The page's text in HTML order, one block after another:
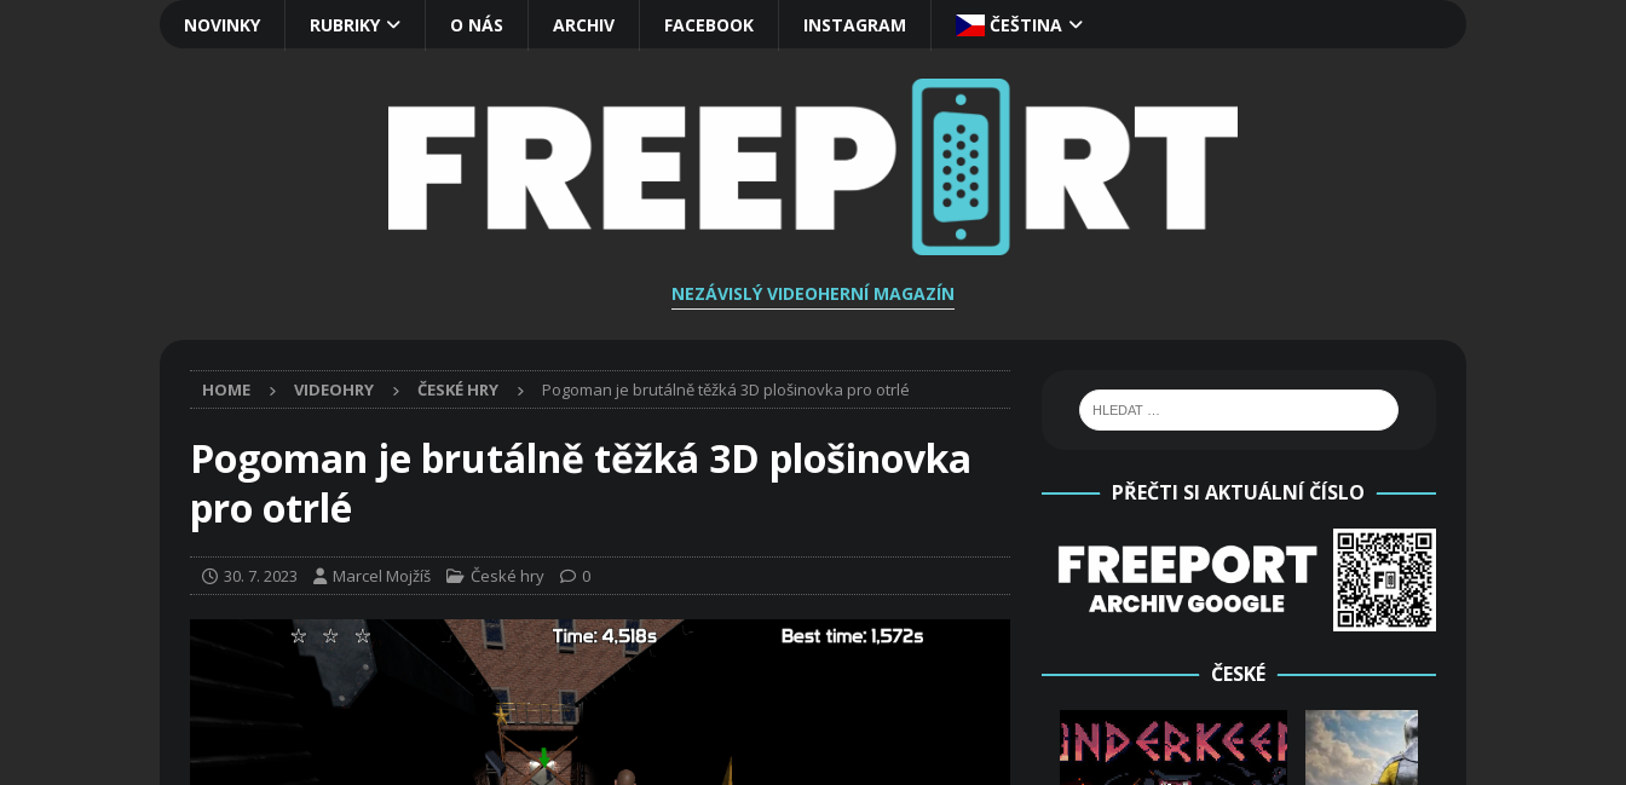
NEZÁVISLÝ VIDEOHERNÍ MAGAZÍN
NOVINKY RUBRIKY O NÁS ARCHIV FACEBOOK INSTAGRAM ČEŠTINA‎
HOME VIDEOHRY ČESKÉ HRY Pogoman je brutálně těžká 3D plošinovka pro otrlé
Pogoman je brutálně těžká 3D plošinovka
pro otrlé
30. 7. 2023 Marcel Mojžíš České hry 0
PŘEČTI SI AKTUÁLNÍ ČÍSLO
ČESKÉ